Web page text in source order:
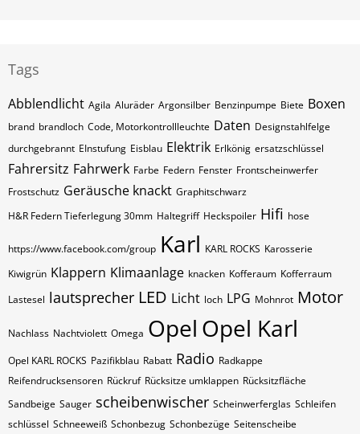
Tags
Abblendlicht Agila Aluräder Argonsilber Benzinpumpe Biete Boxen
brand brandloch Code, Motorkontrollleuchte Daten Designstahlfelge
durchgebrannt EInstufung Eisblau Elektrik Erlkönig ersatzschlüssel
Fahrersitz Fahrwerk Farbe Federn Fenster Frontscheinwerfer
Frostschutz Geräusche knackt Graphitschwarz
H&R Federn Tieferlegung 30mm Haltegriff Heckspoiler Hifi hose
https://www.facebook.com/group Karl KARL ROCKS Karosserie
Kiwigrün Klappern Klimaanlage knacken Kofferaum Kofferraum
Lastesel lautsprecher LED Licht loch LPG Mohnrot Motor
Nachlass Nachtviolett Omega Opel Opel Karl
Opel KARL ROCKS Pazifikblau Rabatt Radio Radkappe
Reifendrucksensoren Rückruf Rücksitze umklappen Rücksitzfläche
Sandbeige Sauger scheibenwischer Scheinwerferglas Schleifen
schlüssel Schneeweiß Schonbezug Schonbezüge Seitenscheibe